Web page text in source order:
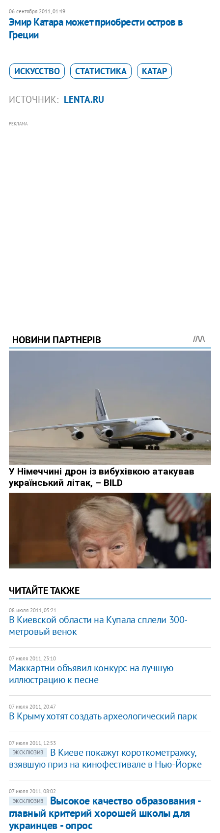
06 сентября 2011, 01:49
Эмир Катара может приобрести остров в
Греции
ИСКУССТВО СТАТИСТИКА КАТАР
ИСТОЧНИК: LENTA.RU
РЕКЛАМА
ЧИТАЙТЕ ТАКЖЕ
08 июля 2011, 05:21
​В Киевской области на Купала сплели 300-
метровый венок
07 июля 2011, 23:10
Маккартни объявил конкурс на лучшую
иллюстрацию к песне
07 июля 2011, 20:47
В Крыму хотят создать археологический парк
07 июля 2011, 12:53
ЭКСКЛЮЗИВ
В Киеве покажут короткометражку,
взявшую приз на кинофестивале в Нью-Йорке
07 июля 2011, 08:02
ЭКСКЛЮЗИВ
Высокое качество образования -
главный критерий хорошей школы для
украинцев - опрос